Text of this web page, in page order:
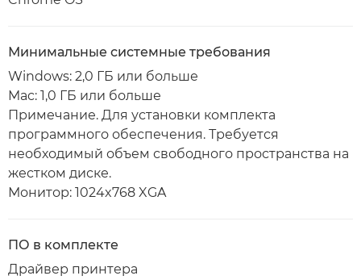
Минимальные системные требования
Windows: 2,0 ГБ или больше
Mac: 1,0 ГБ или больше
Примечание. Для установки комплекта
программного обеспечения. Требуется
необходимый объем свободного пространства на
жестком диске.
Монитор: 1024x768 XGA
ПО в комплекте
Драйвер принтера